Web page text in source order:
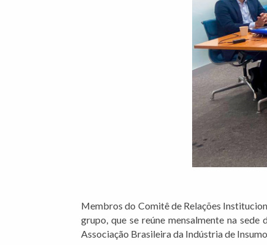
Membros do Comitê de Relações
grupo, que se reúne mensalmente na
Associação Brasileira da Indústria de